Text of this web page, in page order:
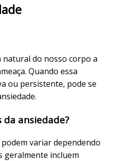
natural do nosso corpo a
Quando essa
ou persistente, pode se
da ansiedade?
variar dependendo
geralmente incluem